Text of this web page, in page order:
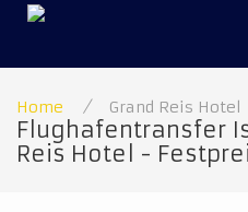
Home / Grand Reis Hotel
Flughafentransfer
Reis Hotel -